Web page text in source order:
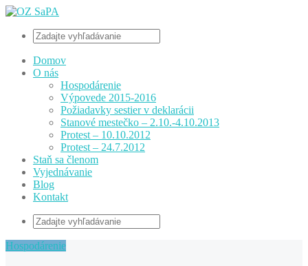
Domov
O nás
Hospodárenie
Výpovede 2015-2016
Požiadavky sestier v deklarácii
Stanové mestečko – 2.10.-4.10.2013
Protest – 10.10.2012
Protest – 24.7.2012
Staň sa členom
Vyjednávanie
Blog
Kontakt
Hospodárenie